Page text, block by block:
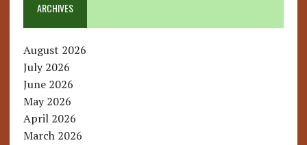
ARCHIVES
August 2026
July 2026
June 2026
May 2026
April 2026
March 2026